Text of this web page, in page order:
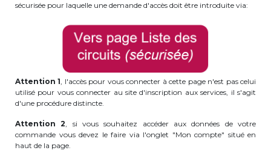
+32 (0)2 373 87 68
casiers@apeee-bxl1-services.be
BE52 3101 4777 1809
Coordination & Direction
+32 (0)2 375 94 84
coordination@apeee-bxl1-services.be
sécurisée pour laquelle une demande d'accès doit être introduite via:
Attention 1, l'accès pour vous connecter à cette page n'est pas celui
utilisé pour vous connecter au site d'inscription aux services, il s'agit
d'une procédure distincte.
Attention 2, si vous souhaitez accéder aux données de votre
commande vous devez le faire via l'onglet "Mon compte" situé en
haut de la page.